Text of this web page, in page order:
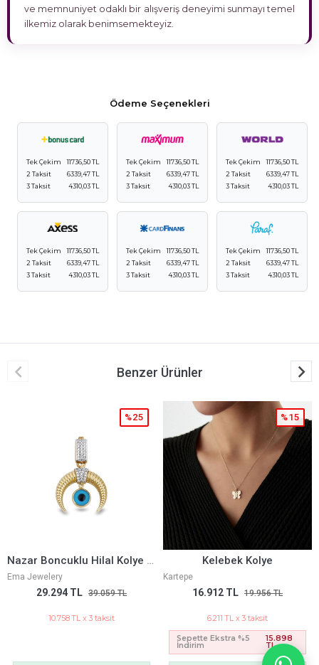
ve memnuniyet odaklı bir alışveriş deneyimi sunmayı temel
ilkemiz olarak benimsemekteyiz.
Ödeme Seçenekleri
Tek Çekim
11736,50 TL
2 Taksit
6339,47 TL
3 Taksit
4310,03 TL
Tek Çekim
11736,50 TL
2 Taksit
6339,47 TL
3 Taksit
4310,03 TL
Tek Çekim
11736,50 TL
2 Taksit
6339,47 TL
3 Taksit
4310,03 TL
Tek Çekim
11736,50 TL
2 Taksit
6339,47 TL
3 Taksit
4310,03 TL
Tek Çekim
11736,50 TL
2 Taksit
6339,47 TL
3 Taksit
4310,03 TL
Tek Çekim
11736,50 TL
2 Taksit
6339,47 TL
3 Taksit
4310,03 TL
Benzer Ürünler
Nazar Boncuklu Hilal Kolye Ucu Charm
Ema Jewelery
29.294 TL 39.059 TL
%25
10.758 TL x 3 taksit
Kelebek Kolye
Kartepe
16.912 TL 19.956 TL
%15
6.211 TL x 3 taksit
Sepette Ekstra %5
İndirim
15.898
TL